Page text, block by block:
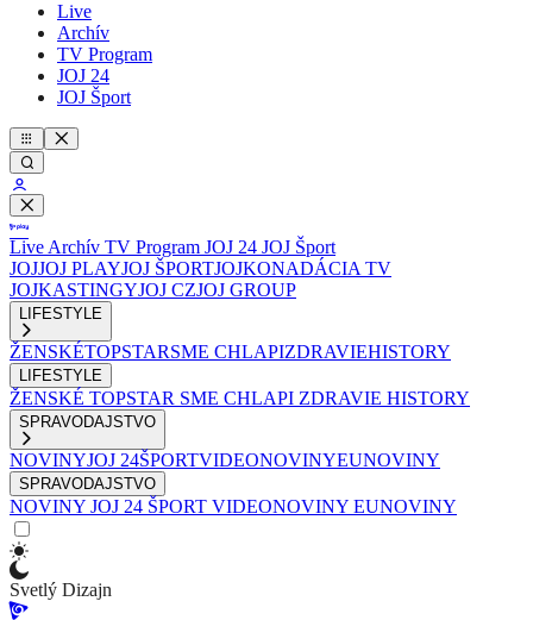
Live
Archív
TV Program
JOJ 24
JOJ Šport
Live Archív TV Program JOJ 24 JOJ Šport
JOJJOJ PLAYJOJ ŠPORTJOJKONADÁCIA TV
JOJKASTINGYJOJ CZJOJ GROUP
LIFESTYLE
ŽENSKÉTOPSTARSME CHLAPIZDRAVIEHISTORY
LIFESTYLE
ŽENSKÉ TOPSTAR SME CHLAPI ZDRAVIE HISTORY
SPRAVODAJSTVO
NOVINYJOJ 24ŠPORTVIDEONOVINYEUNOVINY
SPRAVODAJSTVO
NOVINY JOJ 24 ŠPORT VIDEONOVINY EUNOVINY
Svetlý Dizajn